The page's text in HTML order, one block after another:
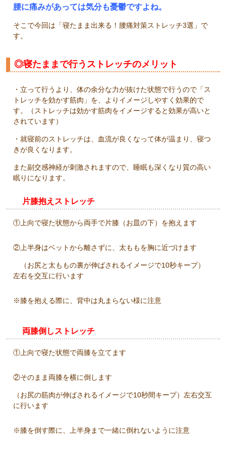
腰に痛みがあっては気分も憂鬱ですよね。
そこで今回は「寝たまま出来る！腰痛対策ストレッチ3選」で
す。
◎寝たままで行うストレッチのメリット
・立って行うより、体の余分な力が抜けた状態で行うので「ス
トレッチを効かす筋肉」を、よりイメージしやすく効果的で
す。（ストレッチは効かす筋肉をイメージすると効果が高いと
されています）
・就寝前のストレッチは、血流が良くなって体が温まり、 寝つ
きが良くなります。
また副交感神経が刺激されますので、 睡眠も深くなり質の高い
眠りになります。
片膝抱えストレッチ
①上向で寝た状態から両手で片膝（お皿の下）を抱えます
②上半身はベットから離さずに、太ももを胸に近づけます
（お尻と太ももの裏が伸ばされるイメージで10秒キープ）
左右を交互に行います
※膝を抱える際に、背中は丸まらない様に注意
両膝倒しストレッチ
①上向で寝た状態で両膝を立てます
②そのまま両膝を横に倒します
（お尻の筋肉が伸ばされるイメージで10秒間キープ）左右交互
に行います
※膝を倒す際に、上半身まで一緒に倒れないように注意